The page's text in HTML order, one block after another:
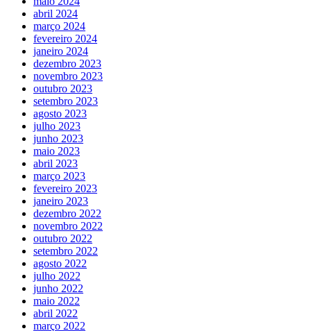
abril 2024
março 2024
fevereiro 2024
janeiro 2024
dezembro 2023
novembro 2023
outubro 2023
setembro 2023
agosto 2023
julho 2023
junho 2023
maio 2023
abril 2023
março 2023
fevereiro 2023
janeiro 2023
dezembro 2022
novembro 2022
outubro 2022
setembro 2022
agosto 2022
julho 2022
junho 2022
maio 2022
abril 2022
março 2022